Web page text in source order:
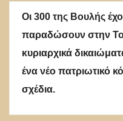
Οι 300 της Βουλής
παραδώσουν στην
κυριαρχικά
ένα νέο πατριωτικό
σχέδια.